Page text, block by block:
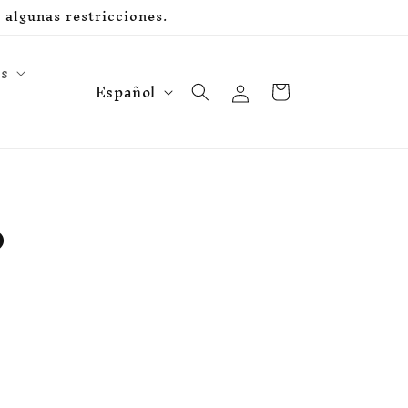
restricciones.
d
Español Iniciar
sesión Carrito